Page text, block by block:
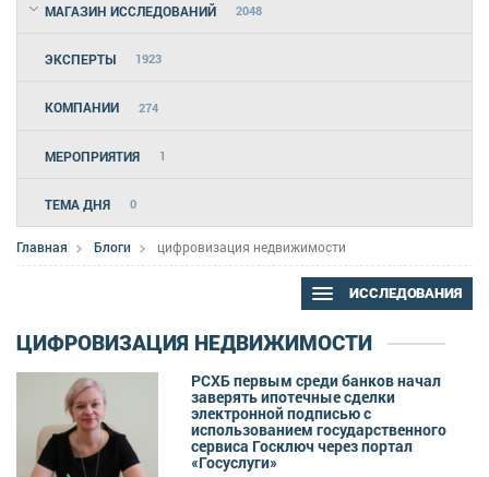
МАГАЗИН ИССЛЕДОВАНИЙ 2048
ЭКСПЕРТЫ 1923
КОМПАНИИ 274
МЕРОПРИЯТИЯ 1
ТЕМА ДНЯ 0
Главная Блоги цифровизация недвижимости
ИССЛЕДОВАНИЯ
ЦИФРОВИЗАЦИЯ НЕДВИЖИМОСТИ
РСХБ первым среди банков начал
заверять ипотечные сделки
электронной подписью c
использованием государственного
сервиса Госключ через портал
«Госуслуги»